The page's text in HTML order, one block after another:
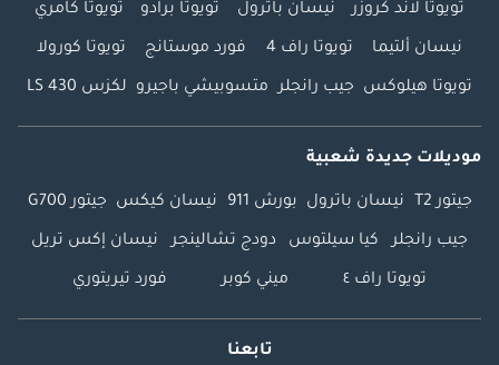
تويوتا لاند كروزر نيسان باترول تويوتا برادو تويوتا كامري
نيسان ألتيما تويوتا راف 4 فورد موستانج تويوتا كورولا
تويوتا هيلوكس جيب رانجلر متسوبيشي باجيرو لكزس LS 430
موديلات جديدة شعبية
جيتور T2 نيسان باترول بورش 911 نيسان كيكس جيتور G700
جيب رانجلر كيا سيلتوس دودج تشالينجر نيسان إكس تريل
تويوتا راف ٤ ميني كوبر فورد تيريتوري
تابعنا